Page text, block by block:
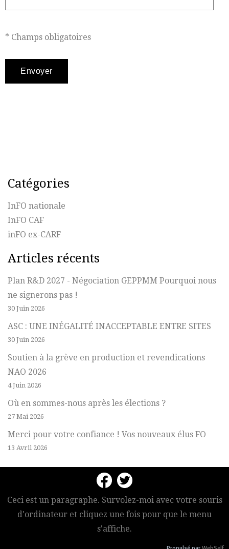
* Champs obligatoires
Catégories
InFO nationale
InFO CAF
inFO ex-CARF
Articles récents
Plan R&D 2027 - Négociation GEPPMM Pourquoi nous
ne signerons pas !
30 Juin 2026
ASC : UNE INÉGALITÉ INACCEPTABLE ENTRE SITES
30 Juin 2026
Soutien à la grève en production et revendications
NAO 2026
4 Juin 2026
Où en sommes-nous après les élections ?
27 Mai 2026
Merci pour votre confiance ! Vos nouveaux élus FO
13 Avril 2026
Ceci est un paragraphe. Survolez-moi avec votre souris
d'ordinateur et cliquez une fois pour que le menu
s'affiche.